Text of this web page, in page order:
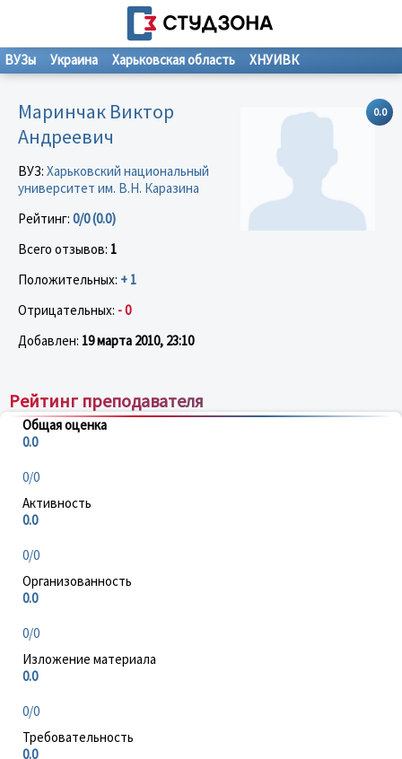
ВУЗы Украина Харьковская область ХНУИВК
0.0
Маринчак Виктор
Андреевич
ВУЗ: Харьковский национальный
университет им. В.Н. Каразина
Рейтинг: 0/0 (0.0)
Всего отзывов: 1
Положительных: + 1
Отрицательных: - 0
Добавлен: 19 марта 2010, 23:10
Рейтинг преподавателя
Общая оценка
0.0
0/0
Активность
0.0
0/0
Организованность
0.0
0/0
Изложение материала
0.0
0/0
Требовательность
0.0